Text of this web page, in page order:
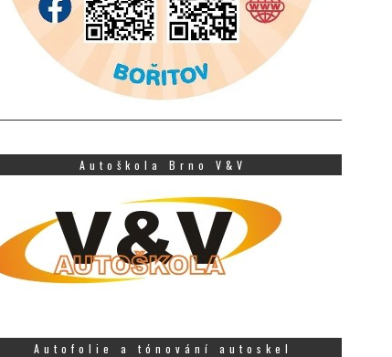
Autoškola Brno V&V
Autofolie a tónování autoskel